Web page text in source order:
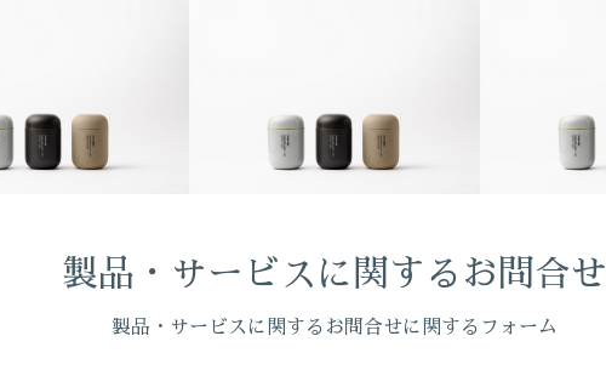
製品・サービスに関するお問合せ
製品・サービスに関するお問合せに関するフォーム